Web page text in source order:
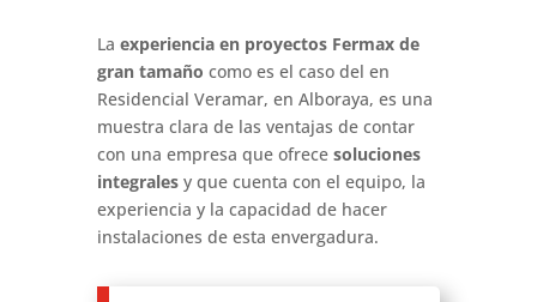
La experiencia en proyectos Fermax de
gran tamaño como es el caso del en
Residencial Veramar, en Alboraya, es una
muestra clara de las ventajas de contar
con una empresa que ofrece soluciones
integralesy que cuenta con el equipo, la
experiencia y la capacidad de hacer
instalaciones de esta envergadura.